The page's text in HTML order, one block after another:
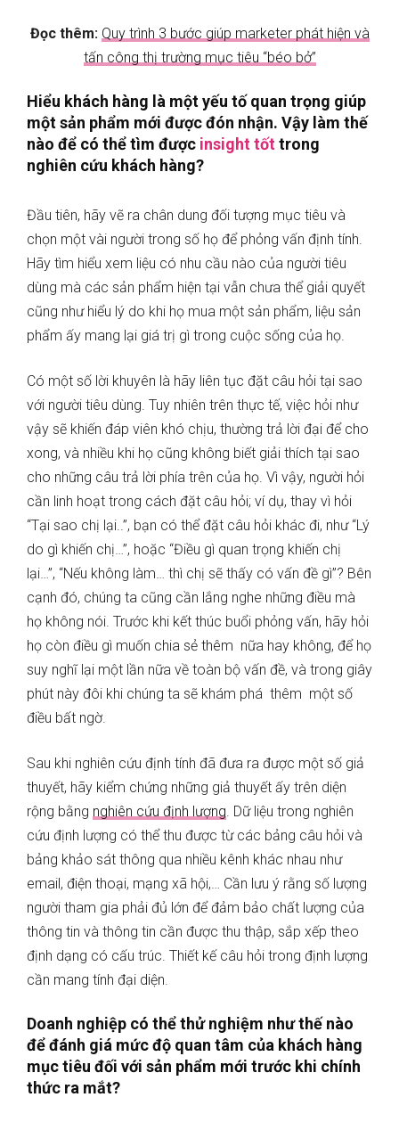
Đọc thêm: Quy trình 3 bước giúp marketer phát hiện và
tấn công thị trường mục tiêu “béo bở”
Hiểu khách hàng là một yếu tố quan trọng giúp
một sản phẩm mới được đón nhận. Vậy làm thế
nào để có thể tìm được insight tốt trong
nghiên cứu khách hàng?
Đầu tiên, hãy vẽ ra chân dung đối tượng mục tiêu và
chọn một vài người trong số họ để phỏng vấn định tính.
Hãy tìm hiểu xem liệu có nhu cầu nào của người tiêu
dùng mà các sản phẩm hiện tại vẫn chưa thể giải quyết
cũng như hiểu lý do khi họ mua một sản phẩm, liệu sản
phẩm ấy mang lại giá trị gì trong cuộc sống của họ.
Có một số lời khuyên là hãy liên tục đặt câu hỏi tại sao
với người tiêu dùng. Tuy nhiên trên thực tế, việc hỏi như
vậy sẽ khiến đáp viên khó chịu, thường trả lời đại để cho
xong, và nhiều khi họ cũng không biết giải thích tại sao
cho những câu trả lời phía trên của họ. Vì vậy, người hỏi
cần linh hoạt trong cách đặt câu hỏi; ví dụ, thay vì hỏi
“Tại sao chị lại..”, bạn có thể đặt câu hỏi khác đi, như “Lý
do gì khiến chị…”, hoặc “Điều gì quan trọng khiến chị
lại…”, “Nếu không làm… thì chị sẽ thấy có vấn đề gì”? Bên
cạnh đó, chúng ta cũng cần lắng nghe những điều mà
họ không nói. Trước khi kết thúc buổi phỏng vấn, hãy hỏi
họ còn điều gì muốn chia sẻ thêm nữa hay không, để họ
suy nghĩ lại một lần nữa về toàn bộ vấn đề, và trong giây
phút này đôi khi chúng ta sẽ khám phá thêm một số
điều bất ngờ.
Sau khi nghiên cứu định tính đã đưa ra được một số giả
thuyết, hãy kiểm chứng những giả thuyết ấy trên diện
rộng bằng nghiên cứu định lượng. Dữ liệu trong nghiên
cứu định lượng có thể thu được từ các bảng câu hỏi và
bảng khảo sát thông qua nhiều kênh khác nhau như
email, điện thoại, mạng xã hội,… Cần lưu ý rằng số lượng
người tham gia phải đủ lớn để đảm bảo chất lượng của
thông tin và thông tin cần được thu thập, sắp xếp theo
định dạng có cấu trúc. Thiết kế câu hỏi trong định lượng
cần mang tính đại diện.
Doanh nghiệp có thể thử nghiệm như thế nào
để đánh giá mức độ quan tâm của khách hàng
mục tiêu đối với sản phẩm mới trước khi chính
thức ra mắt?